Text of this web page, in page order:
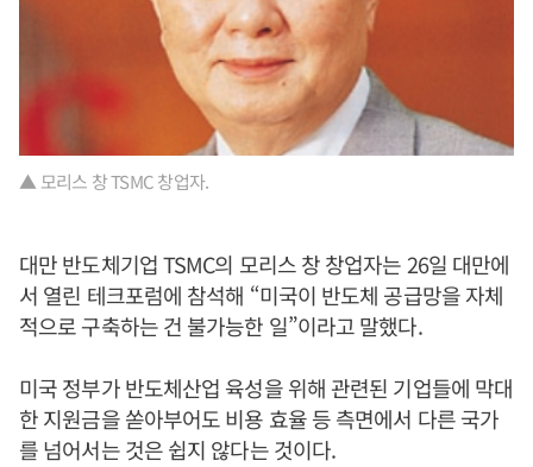
▲ 모리스 창 TSMC 창업자.
대만 반도체기업 TSMC의 모리스 창 창업자는 26일 대만에
서 열린 테크포럼에 참석해 “미국이 반도체 공급망을 자체
적으로 구축하는 건 불가능한 일”이라고 말했다.
미국 정부가 반도체산업 육성을 위해 관련된 기업들에 막대
한 지원금을 쏟아부어도 비용 효율 등 측면에서 다른 국가
를 넘어서는 것은 쉽지 않다는 것이다.